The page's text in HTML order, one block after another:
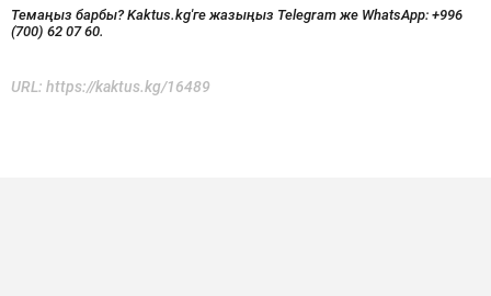
Темаңыз барбы? Kaktus.kg'ге жазыңыз Telegram же WhatsApp: +996
(700) 62 07 60.
URL: https://kaktus.kg/16489